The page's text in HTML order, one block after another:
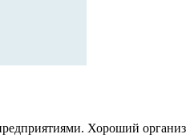
Хороший